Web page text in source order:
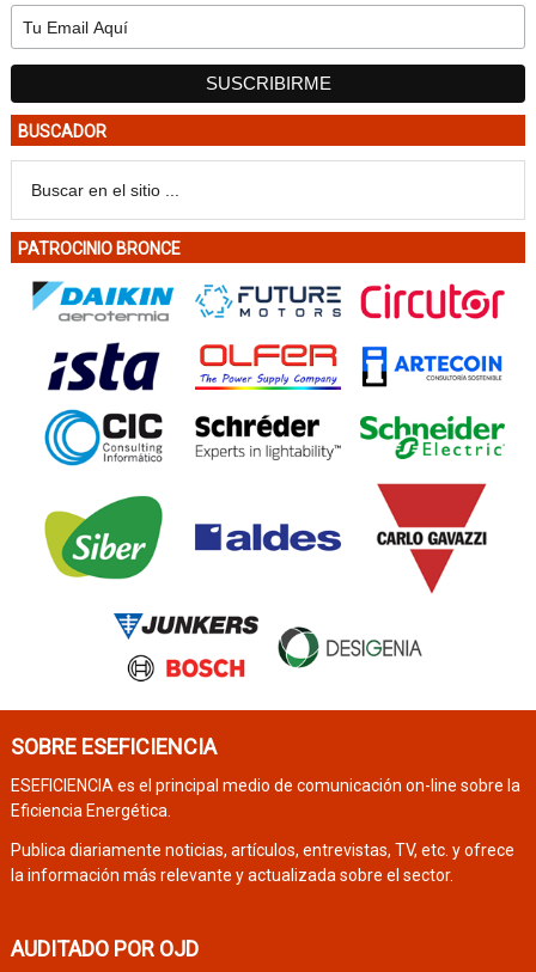
BUSCADOR
PATROCINIO BRONCE
SOBRE ESEFICIENCIA
ESEFICIENCIA es el principal medio de comunicación on-line sobre la
Eficiencia Energética.
Publica diariamente noticias, artículos, entrevistas, TV, etc. y ofrece
la información más relevante y actualizada sobre el sector.
AUDITADO POR OJD